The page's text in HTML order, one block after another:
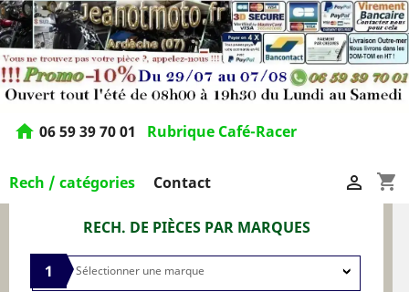
home 06 59 39 70 01 Rubrique Café-Racer
Rech / catégories Contact shopping_cart

RECH. DE PIÈCES PAR MARQUES
1